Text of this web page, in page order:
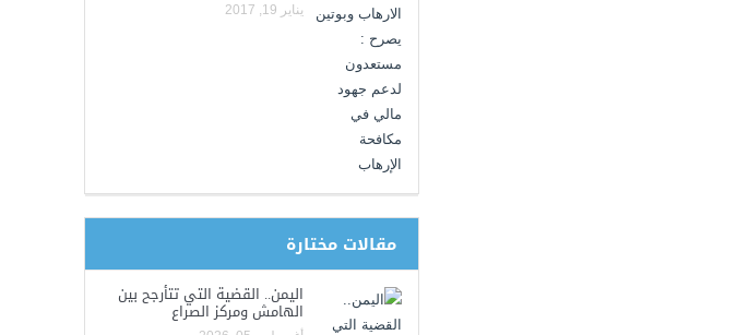
يناير 19, 2017
مقالات مختارة
اليمن.. القضية التي تتأرجح بين
الهامش ومركز الصراع